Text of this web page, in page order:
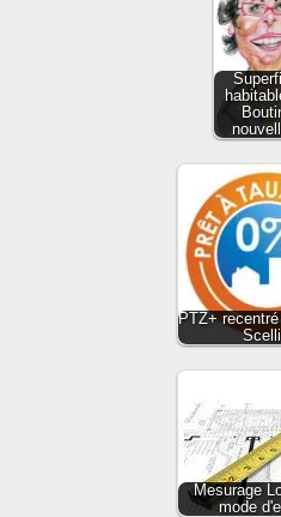
PTZ+
Mesurage
mode